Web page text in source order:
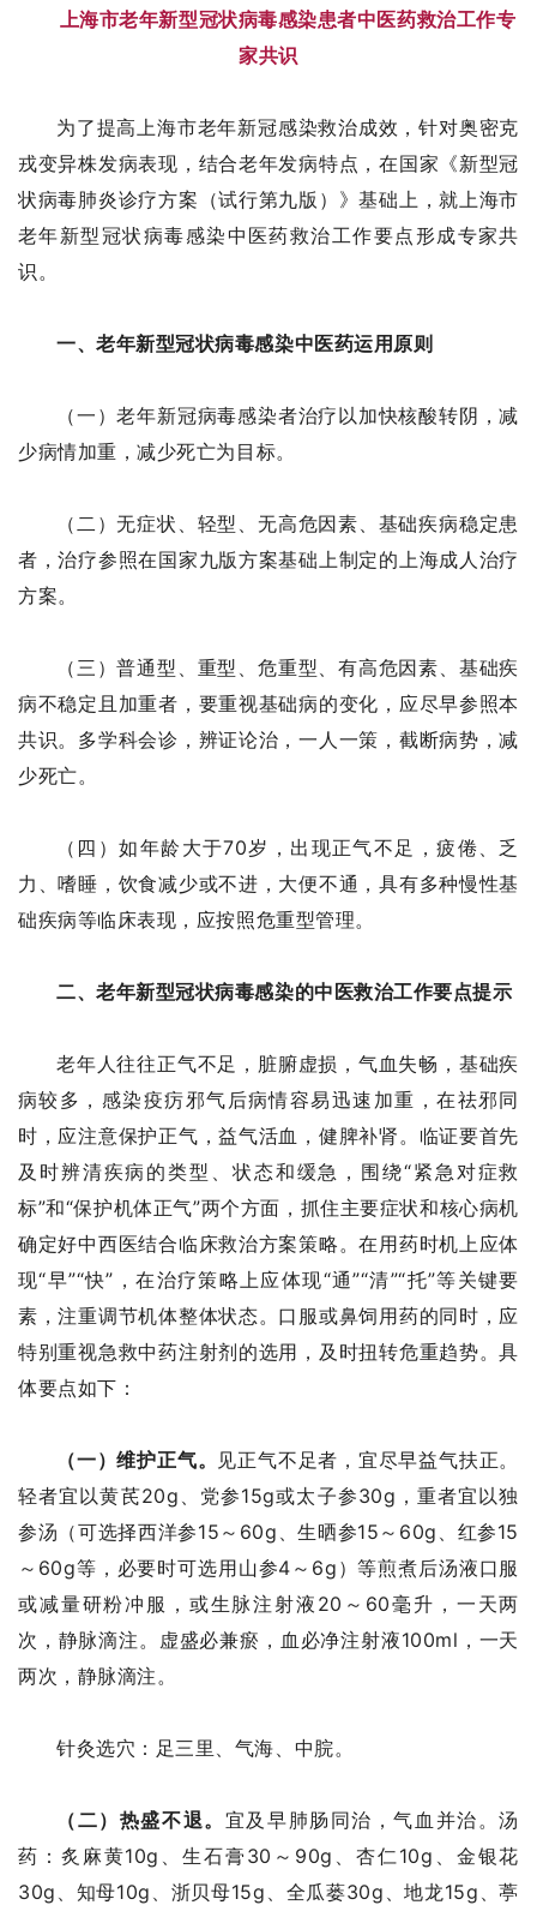
上海市老年新型冠状病毒感染患者中医药救治工作专
家共识
为了提高上海市老年新冠感染救治成效，针对奥密克
戎变异株发病表现，结合老年发病特点，在国家《新型冠
状病毒肺炎诊疗方案（试行第九版）》基础上，就上海市
老年新型冠状病毒感染中医药救治工作要点形成专家共
识。
一、老年新型冠状病毒感染中医药运用原则
（一）老年新冠病毒感染者治疗以加快核酸转阴，减
少病情加重，减少死亡为目标。
（二）无症状、轻型、无高危因素、基础疾病稳定患
者，治疗参照在国家九版方案基础上制定的上海成人治疗
方案。
（三）普通型、重型、危重型、有高危因素、基础疾
病不稳定且加重者，要重视基础病的变化，应尽早参照本
共识。多学科会诊，辨证论治，一人一策，截断病势，减
少死亡。
（四）如年龄大于70岁，出现正气不足，疲倦、乏
力、嗜睡，饮食减少或不进，大便不通，具有多种慢性基
础疾病等临床表现，应按照危重型管理。
二、老年新型冠状病毒感染的中医救治工作要点提示
老年人往往正气不足，脏腑虚损，气血失畅，基础疾
病较多，感染疫疠邪气后病情容易迅速加重，在祛邪同
时，应注意保护正气，益气活血，健脾补肾。临证要首先
及时辨清疾病的类型、状态和缓急，围绕“紧急对症救
标”和“保护机体正气”两个方面，抓住主要症状和核心病机
确定好中西医结合临床救治方案策略。在用药时机上应体
现“早”“快”，在治疗策略上应体现“通”“清”“托”等关键要
素，注重调节机体整体状态。口服或鼻饲用药的同时，应
特别重视急救中药注射剂的选用，及时扭转危重趋势。具
体要点如下：
（一）维护正气。
见正气不足者，宜尽早益气扶正。
轻者宜以黄芪20g、党参15g或太子参30g，重者宜以独
参汤（可选择西洋参15～60g、生晒参15～60g、红参15
～60g等，必要时可选用山参4～6g）等煎煮后汤液口服
或减量研粉冲服，或生脉注射液20～60毫升，一天两
次，静脉滴注。虚盛必兼瘀，血必净注射液100ml，一天
两次，静脉滴注。
针灸选穴：足三里、气海、中脘。
（二）热盛不退。 宜及早肺肠同治，气血并治。汤
药：炙麻黄10g、生石膏30～90g、杏仁10g、金银花
30g、知母10g、浙贝母15g、全瓜蒌30g、地龙15g、葶